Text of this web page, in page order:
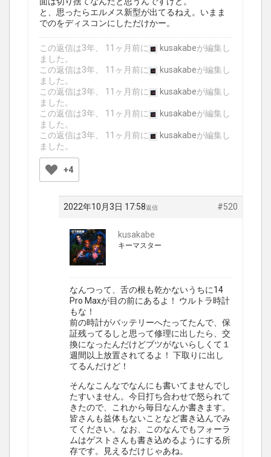
と、思ったらエルメス新型が出てるねえ。いまま
でのをディスコンにしただけかー。
この返信は3年、 11ヶ月前に kusakabeが編集し
ました。
この返信は3年、 11ヶ月前に
kusakabeが編集し
ました。
この返信は3年、 11ヶ月前に
kusakabeが編集し
ました。
この返信は3年、 11ヶ月前に
kusakabeが編集し
ました。
この返信は3年、 11ヶ月前に
kusakabeが編集し
ました。
+4
2022年10月3日 17:58 #520
返信
kusakabe
キーマスター
なんつって、舌の根も乾かないうちに14
Pro Maxが目の前にあるよ！ ウルトラ時計
もな！
前の時計がバッテリーへたってたんで、保
証残ってるしと思って修理に出したら、交
換になったんだけどブツがないらしくて１
週間以上放置されてるよ！ 下取りに出し
てるんだけど！
そんなこんなでなんにも書いてませんでし
たすいません。今日打ち合わせで怒られて
きたので、これから毎日なんか書きます。
皆さんも益体もないことなど書き込んでみ
てください。なお、このなんでもフォーラ
ムはゲストさんも書き込めるようにする所
存です。見えるだけじゃあね。